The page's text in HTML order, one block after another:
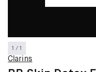
1 / 1
Clarins